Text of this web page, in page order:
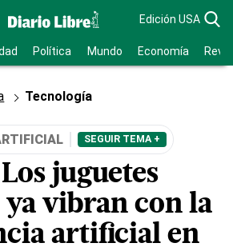
Edición USA
Política Mundo Economía
Tecnología
SEGUIR TEMA +
juguetes
ya vibran con la
artificial en